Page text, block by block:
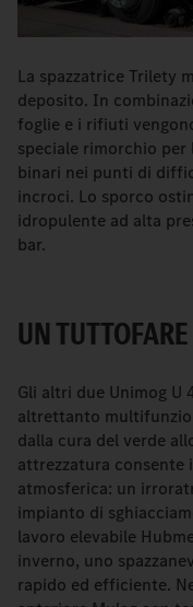
La spazzatrice Trilety
deposito. In
foglie e i rifiuti
speciale rimorchio
binari nei punti di
incroci. Lo sporco
idropulente ad alta
bar.
UN
Gli altri due Unimog U
altrettanto
dalla cura del verde
attrezzatura consente
atmosferica: un
impianto di
lavoro elevabile
inverno, uno
rapido ed efficiente.